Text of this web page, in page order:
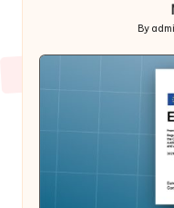
Posted
by
By